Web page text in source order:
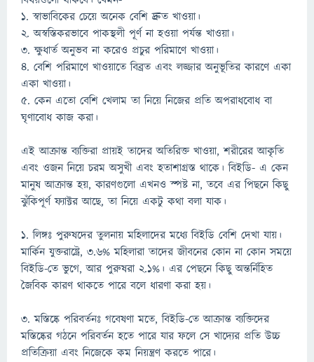
১. স্বাভাবিকের চেয়ে অনেক বেশি দ্রুত খাওয়া।
২. অস্বস্তিকরভাবে পাকস্থলী পূর্ণ না হওয়া পর্যন্ত খাওয়া।
৩. ক্ষুধার্ত অনুভব না করেও প্রচুর পরিমাণে খাওয়া।
৪. বেশি পরিমাণে খাওয়াতে বিব্রত এবং লজ্জার অনুভূতির কারণে একা
একা খাওয়া।
৫. কেন এতো বেশি খেলাম তা নিয়ে নিজের প্রতি অপরাধবোধ বা
ঘৃণাবোধ কাজ করা।
এই আক্রান্ত ব্যক্তিরা প্রায়ই তাদের অতিরিক্ত খাওয়া, শরীরের আকৃতি
এবং ওজন নিয়ে চরম অসুখী এবং হতাশাগ্রস্ত থাকে। বিইডি- এ কেন
মানুষ আক্রান্ত হয়, কারণগুলো এখনও স্পষ্ট না, তবে এর পিছনে কিছু
ঝুঁকিপূর্ণ ফ্যাক্টর আছে, তা নিয়ে একটু কথা বলা যাক।
১. লিঙ্গঃ পুরুষদের তুলনায় মহিলাদের মধ্যে বিইডি বেশি দেখা যায়।
মার্কিন যুক্তরাষ্ট্রে, ৩.৬% মহিলারা তাদের জীবনের কোন না কোন সময়ে
বিইডি-তে ভুগে, আর পুরুষরা ২.১%। এর পেছনে কিছু অন্তর্নিহিত
জৈবিক কারণ থাকতে পারে বলে ধারণা করা হয়।
৩. মস্তিষ্কে পরিবর্তনঃ গবেষণা মতে, বিইডি-তে আক্রান্ত ব্যক্তিদের
মস্তিষ্কের গঠনে পরিবর্তন হতে পারে যার ফলে সে খাদ্যের প্রতি উচ্চ
প্রতিক্রিয়া এবং নিজেকে কম নিয়ন্ত্রণ করতে পারে।